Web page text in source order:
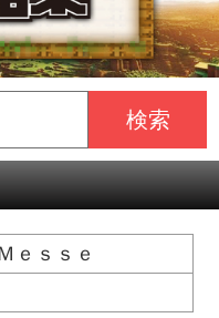
検索
ｅｓｓｅ